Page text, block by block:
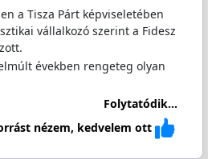
a Tisza Párt képviseletében
vállalkozó szerint a Fidesz
években rengeteg olyan
Folytatódik...
nézem, kedvelem ott